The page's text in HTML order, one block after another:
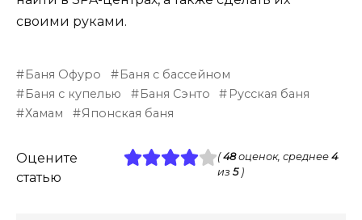
своими руками.
Баня Офуро
Баня с бассейном
Баня с купелью
Баня Сэнто
Русская баня
Хамам
Японская баня
Оцените
статью
(48оценок, среднее4
из5)